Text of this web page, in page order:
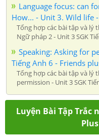
Language focus: can
How... - Unit 3. Wild life
Tổng hợp các bài tập và lý
Ngữ pháp 2 - Unit 3 SGK
Speaking: Asking for
Tiếng Anh 6 - Friends
Tổng hợp các bài tập và lý
permission - Unit 3 SGK
Luyện Bài Tập Trắc